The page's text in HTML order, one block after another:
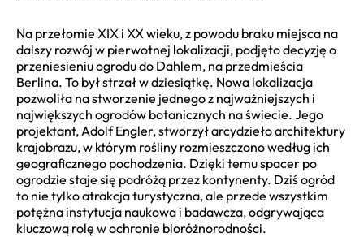
Na przełomie XIX i XX wieku, z powodu braku miejsca na
dalszy rozwój w pierwotnej lokalizacji, podjęto decyzję o
przeniesieniu ogrodu do Dahlem, na przedmieścia
Berlina. To był strzał w dziesiątkę. Nowa lokalizacja
pozwoliła na stworzenie jednego z najważniejszych i
największych ogrodów botanicznych na świecie. Jego
projektant, Adolf Engler, stworzył arcydzieło architektury
krajobrazu, w którym rośliny rozmieszczono według ich
geograficznego pochodzenia. Dzięki temu spacer po
ogrodzie staje się podróżą przez kontynenty. Dziś ogród
to nie tylko atrakcja turystyczna, ale przede wszystkim
potężna instytucja naukowa i badawcza, odgrywająca
kluczową rolę w ochronie bioróżnorodności.